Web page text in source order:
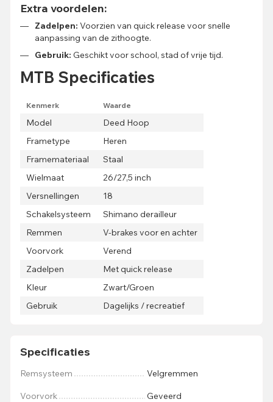
Extra voordelen:
Zadelpen: Voorzien van quick release voor snelle
aanpassing van de zithoogte.
Gebruik: Geschikt voor school, stad of vrije tijd.
MTB Specificaties
Kenmerk Waarde
Model
Deed Hoop
Frametype
Heren
Framemateriaal
Staal
Wielmaat
26/27,5 inch
Versnellingen
18
Schakelsysteem
Shimano derailleur
Remmen
V-brakes voor en achter
Voorvork
Verend
Zadelpen
Met quick release
Kleur
Zwart/Groen
Gebruik
Dagelijks / recreatief
Specificaties
Remsysteem Velgremmen
Voorvork Geveerd